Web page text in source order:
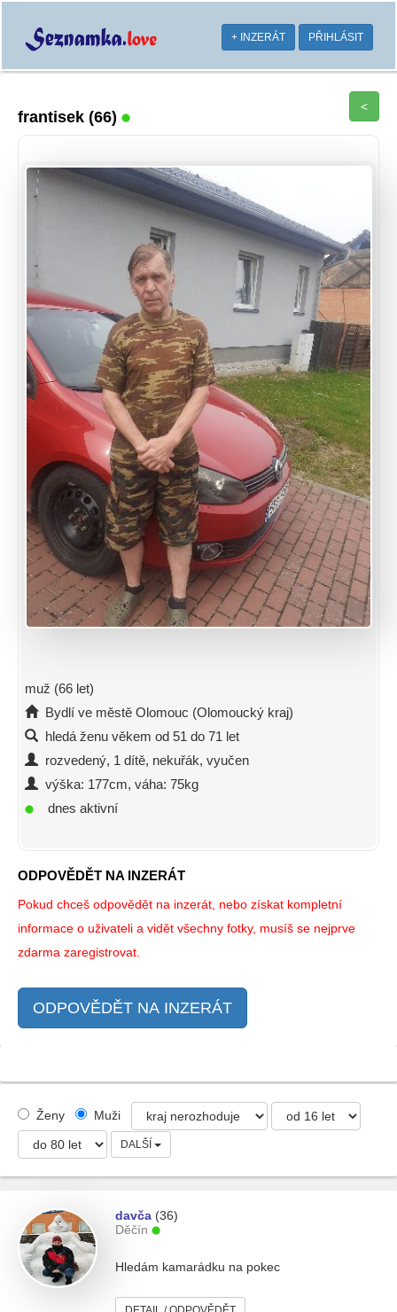
+ INZERÁT PŘIHLÁSIT
frantisek (66)
<
muž (66 let)
Bydlí ve městě Olomouc (Olomoucký kraj)
hledá ženu věkem od 51 do 71 let
rozvedený, 1 dítě, nekuřák, vyučen
výška: 177cm, váha: 75kg
dnes aktivní
ODPOVĚDĚT NA INZERÁT
Pokud chceš odpovědět na inzerát, nebo získat kompletní
informace o uživateli a vidět všechny fotky, musíš se nejprve
zdarma zaregistrovat.
ODPOVĚDĚT NA INZERÁT
Ženy Muži
DALŠÍ
davča (36)
Děčín
Hledám kamarádku na pokec